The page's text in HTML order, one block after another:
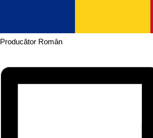
Producător Român